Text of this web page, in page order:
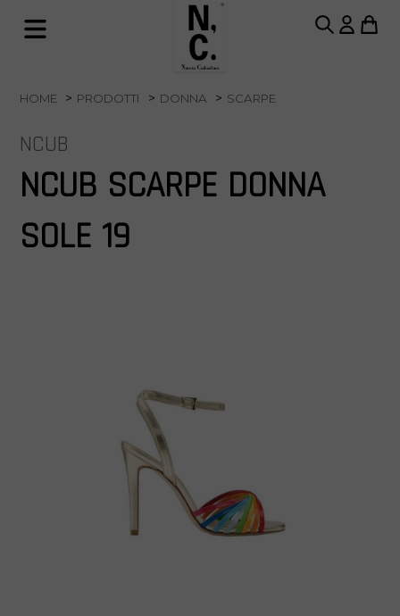
HOME PRODOTTI DONNA SCARPE
NCUB
NCUB SCARPE DONNA
SOLE 19